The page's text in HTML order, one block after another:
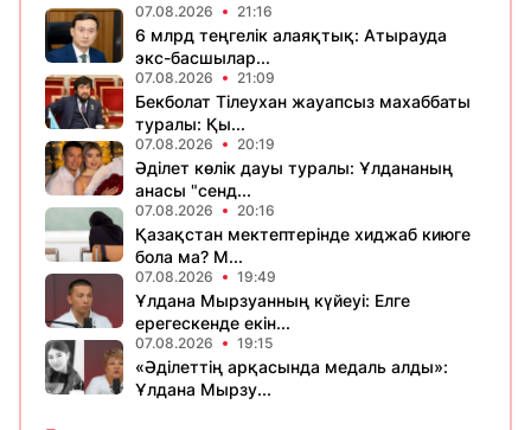
07.08.2026 21:16
6 млрд теңгелік алаяқтық: Атырауда
экс-басшылар...
07.08.2026 21:09
Бекболат Тілеухан жауапсыз махаббаты
туралы: Қы...
07.08.2026 20:19
Әділет көлік дауы туралы: Ұлдананың
анасы "сенд...
07.08.2026 20:16
Қазақстан мектептерінде хиджаб киюге
бола ма? М...
07.08.2026 19:49
Ұлдана Мырзуанның күйеуі: Елге
ерегескенде екін...
07.08.2026 19:15
«Әділеттің арқасында медаль алды»:
Ұлдана Мырзу...